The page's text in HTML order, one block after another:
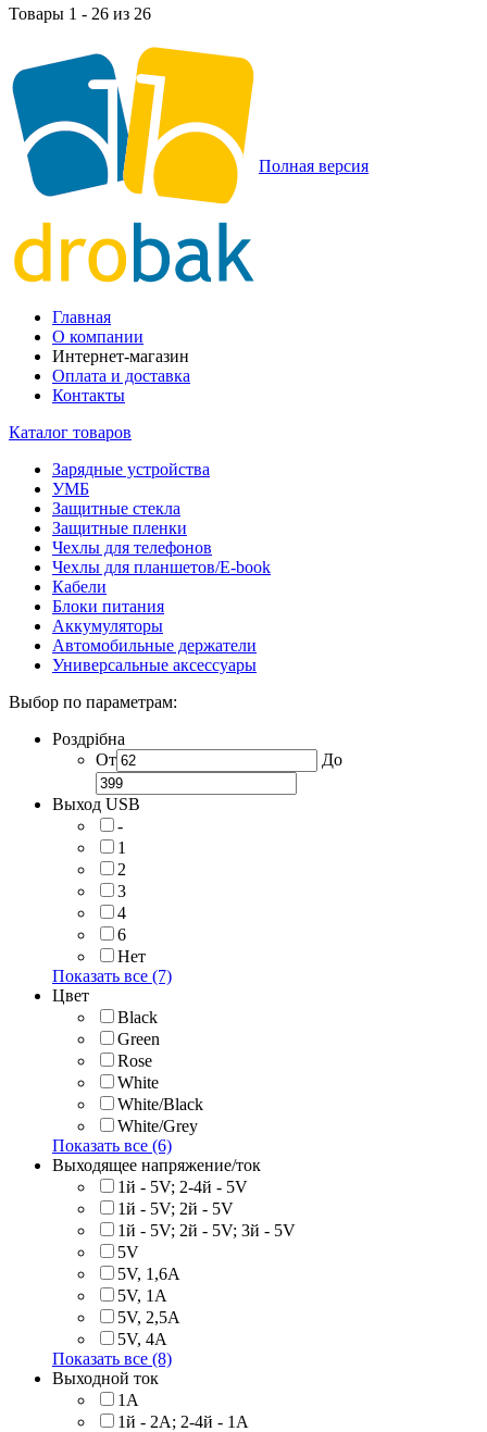
Товары 1 - 26 из 26
Полная версия
Главная
О компании
Интернет-магазин
Оплата и доставка
Контакты
Каталог товаров
Зарядные устройства
УМБ
Защитные стекла
Защитные пленки
Чехлы для телефонов
Чехлы для планшетов/E-book
Кабели
Блоки питания
Аккумуляторы
Автомобильные держатели
Универсальные аксессуары
Выбор по параметрам:
Роздрібна
От
До
Выход USB
-
1
2
3
4
6
Нет
Показать все (7)
Цвет
Black
Green
Rose
White
White/Black
White/Grey
Показать все (6)
Выходящее напряжение/ток
1й - 5V; 2-4й - 5V
1й - 5V; 2й - 5V
1й - 5V; 2й - 5V; 3й - 5V
5V
5V, 1,6A
5V, 1A
5V, 2,5A
5V, 4A
Показать все (8)
Выходной ток
1A
1й - 2A; 2-4й - 1A